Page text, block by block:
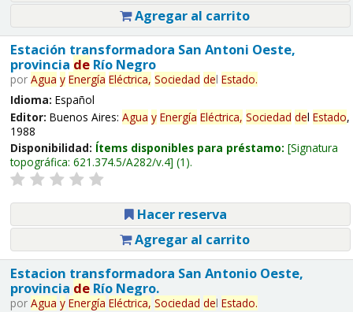
Agregar al carrito
Estación transformadora San Antoni Oeste,
provincia deRío Negro
por Agua y Energía Eléctrica, Sociedad del Estado.
Idioma: Español
Editor: Buenos Aires: Agua y Energía Eléctrica, Sociedad del Estado,
1988
Disponibilidad: Ítems disponibles para préstamo: Signatura
topográfica: 621.374.5/A282/v.4 (1).
Hacer reserva
Agregar al carrito
Estacion transformadora San Antonio Oeste,
provincia deRío Negro.
por Agua y Energía Eléctrica, Sociedad del Estado.